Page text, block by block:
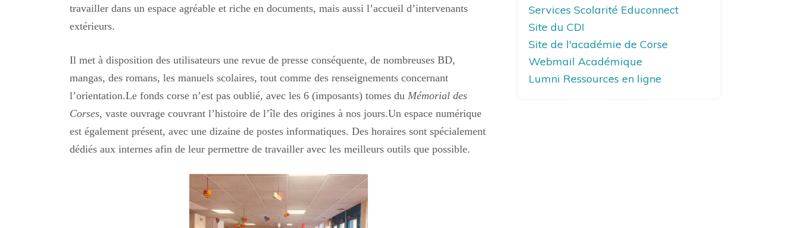
travailler dans un espace agréable et riche en documents, mais aussi l’accueil d’intervenants
extérieurs.
Il met à disposition des utilisateurs une revue de presse conséquente, de nombreuses BD,
mangas, des romans, les manuels scolaires, tout comme des renseignements concernant
l’orientation.Le fonds corse n’est pas oublié, avec les 6 (imposants) tomes du Mémorial des
Corses, vaste ouvrage couvrant l’histoire de l’île des origines à nos jours.Un espace numérique
est également présent, avec une dizaine de postes informatiques. Des horaires sont spécialement
dédiés aux internes afin de leur permettre de travailler avec les meilleurs outils que possible.
Services Scolarité Educonnect
Site du CDI
Site de l'académie de Corse
Webmail Académique
Lumni Ressources en ligne